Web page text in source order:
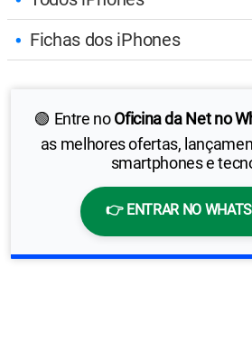
Fichas dos iPhones
🟢 Entre noOficina da Net no
as melhores ofertas,
smartphones e
👉 ENTRAR NO